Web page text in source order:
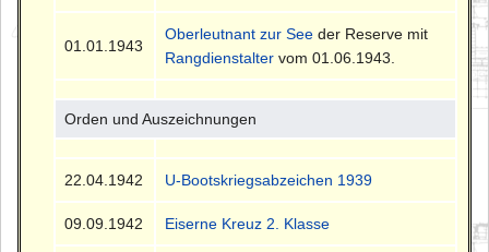
01.01.1943
Oberleutnant zur See der Reserve mit
Rangdienstalter vom 01.06.1943.
Orden und Auszeichnungen
22.04.1942 U-Bootskriegsabzeichen 1939
09.09.1942 Eiserne Kreuz 2. Klasse